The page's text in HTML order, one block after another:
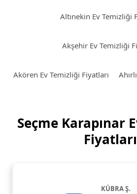
Altınekin Ev Temizliği
Akşehir Ev Temizliği
Akören Ev Temizliği Fiyatları
Seçme Karapınar
Fiyatları
KÜBRA Ş.